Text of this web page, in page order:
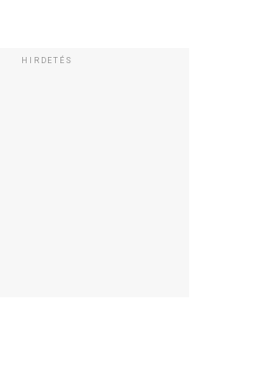
HIRDETÉS